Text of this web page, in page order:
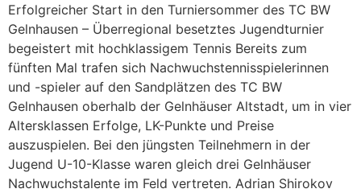
Erfolgreicher Start in den Turniersommer des TC BW
Gelnhausen – Überregional besetztes Jugendturnier
begeistert mit hochklassigem Tennis Bereits zum
fünften Mal trafen sich Nachwuchstennisspielerinnen
und -spieler auf den Sandplätzen des TC BW
Gelnhausen oberhalb der Gelnhäuser Altstadt, um in vier
Altersklassen Erfolge, LK-Punkte und Preise
auszuspielen. Bei den jüngsten Teilnehmern in der
Jugend U-10-Klasse waren gleich drei Gelnhäuser
Nachwuchstalente im Feld vertreten. Adrian Shirokov